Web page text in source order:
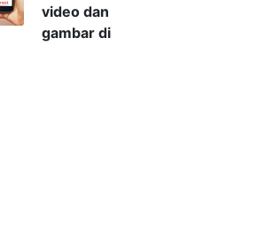
video dan
gambar di